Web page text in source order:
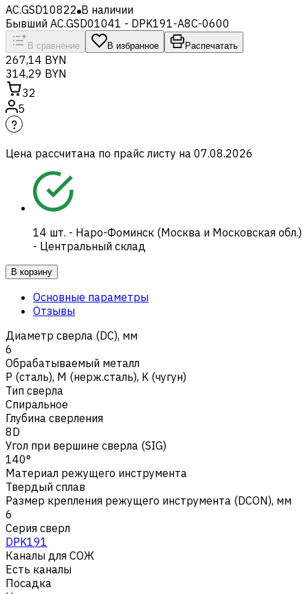
AC.GSD10822 В наличии
Бывший AC.GSD01041 - DPK191-A8C-0600
В сравнение В избранное Распечатать
267,14 BYN
314,29 BYN
32
5
Цена рассчитана по прайс листу на 07.08.2026
14 шт. - Наро-Фоминск (Москва и Московская обл.)
- Центральный склад
В корзину
Основные параметры
Отзывы
Диаметр сверла (DC), мм
6
Обрабатываемый металл
Р (сталь), M (нерж.сталь), K (чугун)
Тип сверла
Спиральное
Глубина сверления
8D
Угол при вершине сверла (SIG)
140°
Материал режущего инструмента
Твердый сплав
Размер крепления режущего инструмента (DCON), мм
6
Серия сверл
DPK191
Каналы для СОЖ
Есть каналы
Посадка